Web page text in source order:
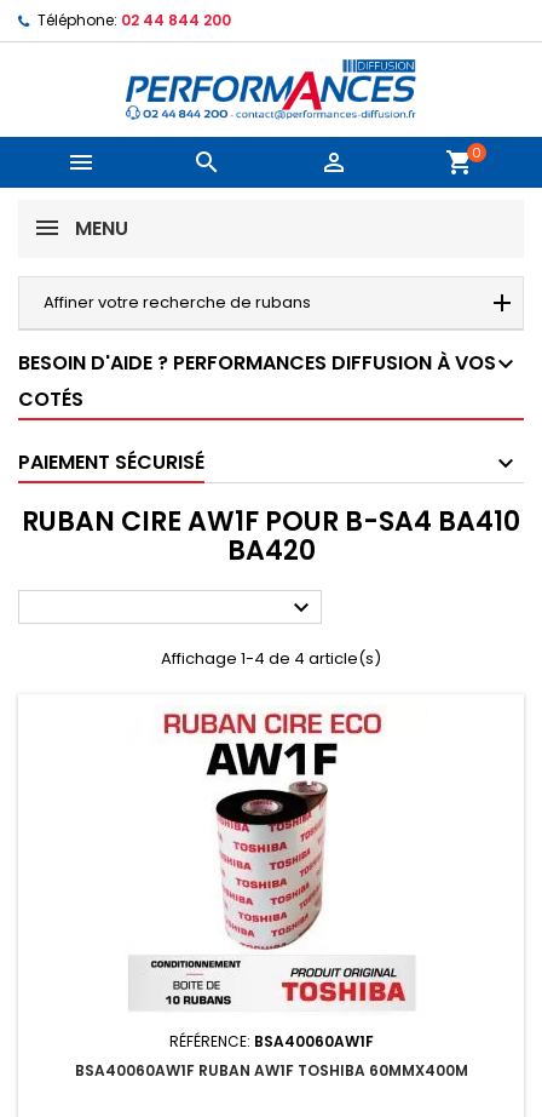
Téléphone: 02 44 844 200
   shopping_cart0
MENU
Affiner votre recherche de rubans
BESOIN D'AIDE ? PERFORMANCES DIFFUSION À VOS
COTÉS
PAIEMENT SÉCURISÉ
RUBAN CIRE AW1F POUR B-SA4 BA410
BA420

Affichage 1-4 de 4 article(s)
RÉFÉRENCE: BSA40060AW1F
BSA40060AW1F RUBAN AW1F TOSHIBA 60MMX400M